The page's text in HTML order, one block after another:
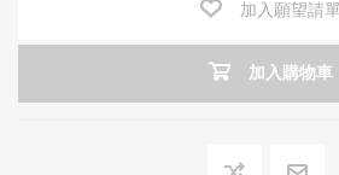
加入願望請單
加入購物車